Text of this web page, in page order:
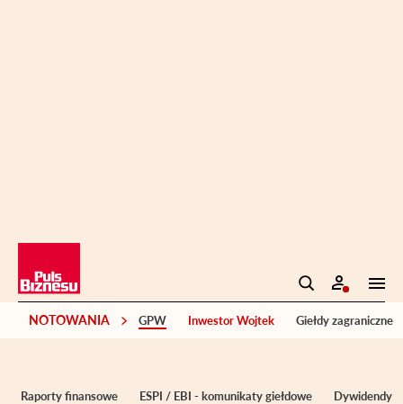
NOTOWANIA GPW Inwestor Wojtek Giełdy zagraniczne
Raporty finansowe ESPI / EBI - komunikaty giełdowe Dywidendy